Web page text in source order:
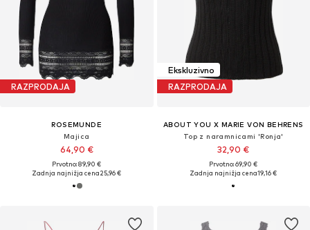
RAZPRODAJA
ROSEMUNDE
Majica
64,90 €
Prvotno: 89,90 €
Zadnja najnižja cena25,96 €
Ekskluzivno
RAZPRODAJA
ABOUT YOU X MARIE VON BEHRENS
Top z naramnicami 'Ronja'
32,90 €
Prvotno: 69,90 €
Zadnja najnižja cena19,16 €